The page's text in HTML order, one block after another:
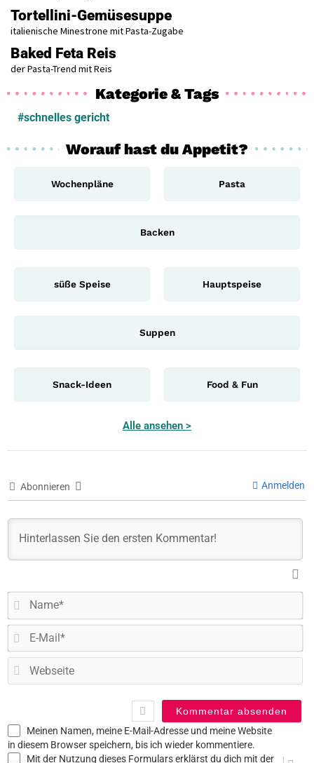
Tortellini-Gemüsesuppe
italienische Minestrone mit Pasta-Zugabe
Baked Feta Reis
der Pasta-Trend mit Reis
Kategorie & Tags
#schnelles gericht
Worauf hast du Appetit?
Wochenpläne Pasta
Backen
süße Speise Hauptspeise
Suppen
Snack-Ideen Food & Fun
Alle ansehen >
Abonnieren Anmelden
E-
Meinen Namen, meine E-Mail-Adresse und meine Website
in diesem Browser speichern, bis ich wieder kommentiere.
Mit der Nutzung dieses Formulars erklärst du dich mit der